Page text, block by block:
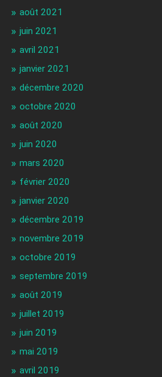
août 2021
juin 2021
avril 2021
janvier 2021
décembre 2020
octobre 2020
août 2020
juin 2020
mars 2020
février 2020
janvier 2020
décembre 2019
novembre 2019
octobre 2019
septembre 2019
août 2019
juillet 2019
juin 2019
mai 2019
avril 2019